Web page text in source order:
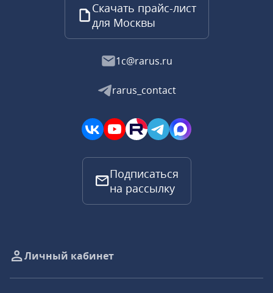
Скачать прайс-лист
для Москвы
1c@rarus.ru
rarus_contact
Подписаться
на рассылку
Личный кабинет